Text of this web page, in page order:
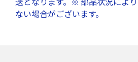
ない場合がございます。